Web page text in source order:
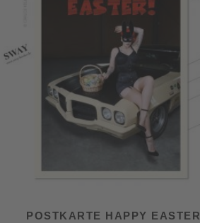
POSTKARTE HAPPY EASTER